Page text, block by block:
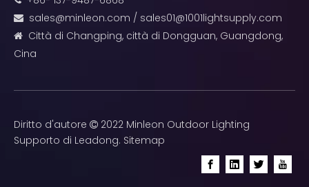
 sales@minleon.com / sales01@1001lightsupply.com

Città di Changping, città di Dongguan, Guangdong,
Cina
Diritto d'autore  2022 Minleon Outdoor Lighting
Supporto di Leadong. Sitemap